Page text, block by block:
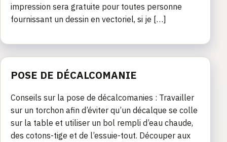
impression sera gratuite pour toutes personne
fournissant un dessin en vectoriel, si je […]
POSE DE DÉCALCOMANIE
Conseils sur la pose de décalcomanies : Travailler
sur un torchon afin d’éviter qu’un décalque se colle
sur la table et utiliser un bol rempli d’eau chaude,
des cotons-tige et de l’essuie-tout. Découper aux